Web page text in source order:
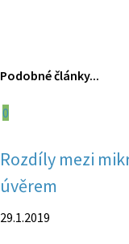
Podobné články...
0
Rozdíly mezi
úvěrem
29.1.2019